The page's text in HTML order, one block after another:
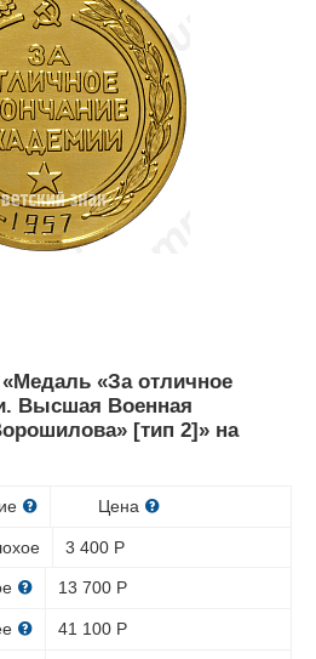
«За отличное
Высшая Военная
[тип 2]» на
Цена
3 400 Р
13 700 Р
41 100 Р